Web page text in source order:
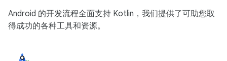
Android 的开发流程全面支持 Kotlin，我们提供了可助您取
得成功的各种工具和资源。